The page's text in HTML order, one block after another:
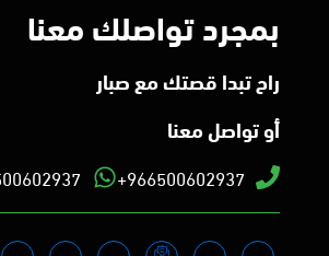
بمجرد تواصلك معنا
راح تبدا قصتك مع صبار
أو تواصل معنا
966500602937+